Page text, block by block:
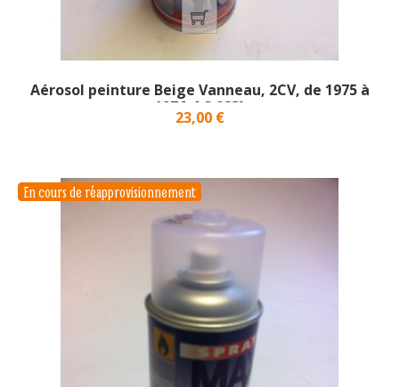
Aérosol peinture Beige Vanneau, 2CV, de 1975 à
1976_AC 083}
Prix
23,00 €
En cours de réapprovisionnement